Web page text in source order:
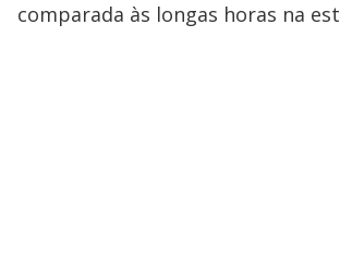
comparada às longas horas na